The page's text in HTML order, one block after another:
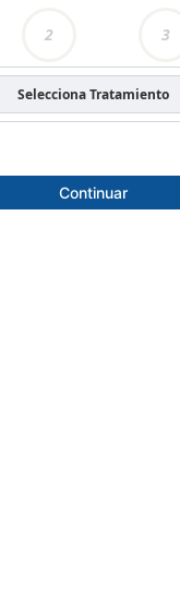
2 3
Selecciona Tratamiento
Continuar